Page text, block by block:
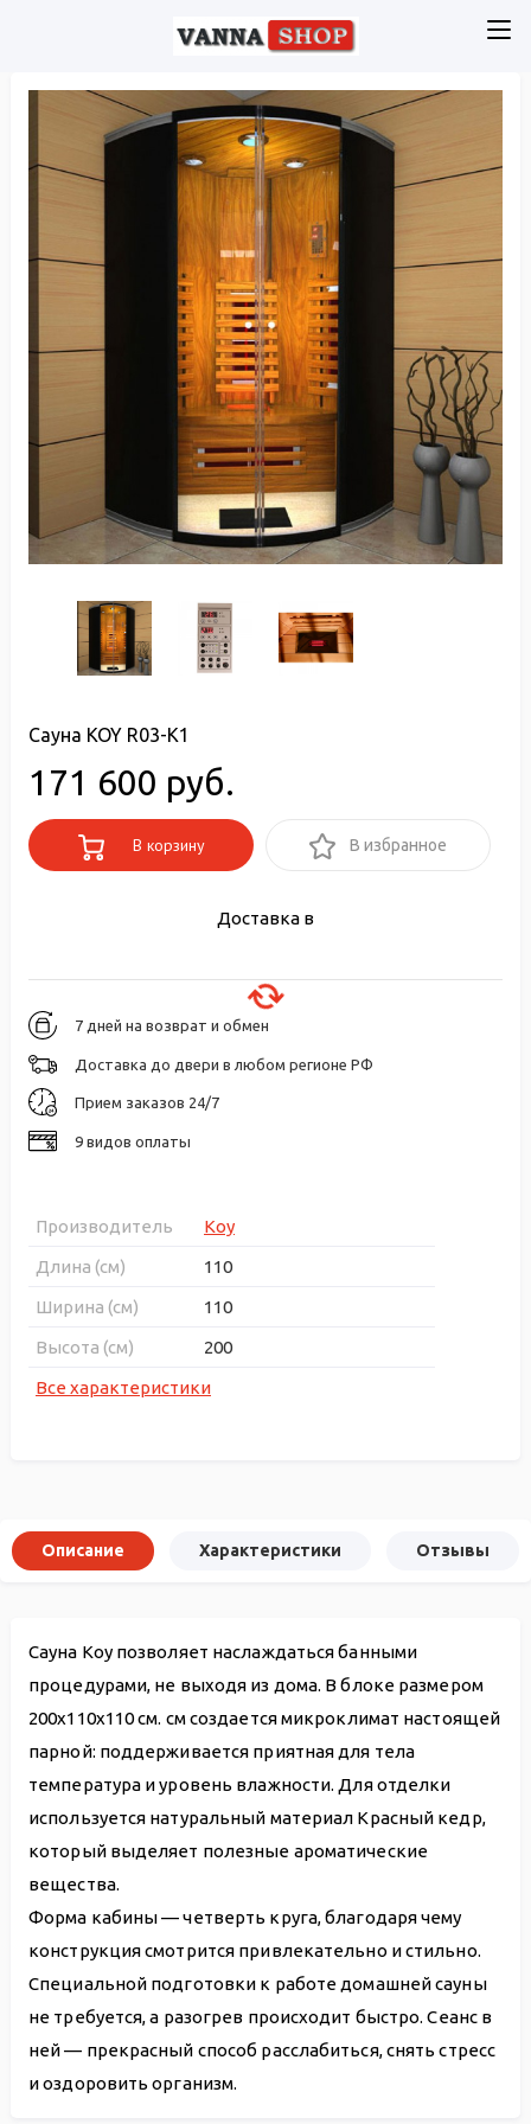
Сауна KOY R03-K1
171 600 руб.
В корзину В избранное
Доставка в
7 дней на возврат и обмен
Доставка до двери в любом регионе РФ
Прием заказов 24/7
9 видов оплаты
Производитель
Koy
Длина (см)
110
Ширина (см)
110
Высота (см)
200
Все характеристики
Описание Характеристики Отзывы
Сауна Koy позволяет наслаждаться банными
процедурами, не выходя из дома. В блоке размером
200х110х110 см. см создается микроклимат настоящей
парной: поддерживается приятная для тела
температура и уровень влажности. Для отделки
используется натуральный материал Красный кедр,
который выделяет полезные ароматические
вещества.
Форма кабины — четверть круга, благодаря чему
конструкция смотрится привлекательно и стильно.
Специальной подготовки к работе домашней сауны
не требуется, а разогрев происходит быстро. Сеанс в
ней — прекрасный способ расслабиться, снять стресс
и оздоровить организм.